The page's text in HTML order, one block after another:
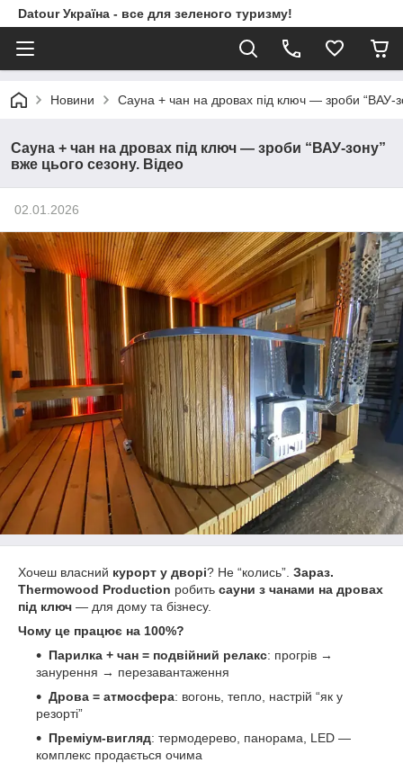
Datour Україна - все для зеленого туризму!
Новини Сауна + чан на дровах під ключ — зроби “ВАУ-
Сауна + чан на дровах під ключ — зроби “ВАУ-зону”
вже цього сезону. Відео
02.01.2026
Хочеш власний курорт у дворі? Не “колись”. Зараз.
Thermowood Production робить сауни з чанами на дровах
під ключ — для дому та бізнесу.
Чому це працює на 100%?
Парилка + чан = подвійний релакс: прогрів →
занурення → перезавантаження
Дрова = атмосфера: вогонь, тепло, настрій “як у
резорті”
Преміум-вигляд: термодерево, панорама, LED —
комплекс продається очима